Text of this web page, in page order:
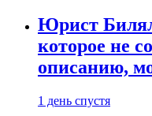
Юрист
которое не
описанию,
1 день спустя